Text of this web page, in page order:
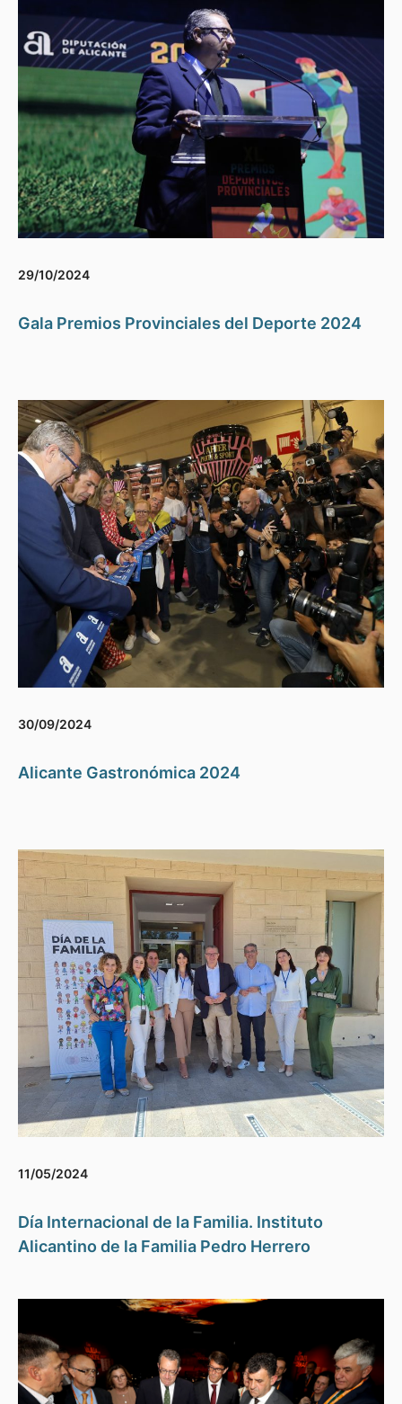
29/10/2024
Gala Premios Provinciales del Deporte 2024
30/09/2024
Alicante Gastronómica 2024
11/05/2024
Día Internacional de la Familia. Instituto
Alicantino de la Familia Pedro Herrero